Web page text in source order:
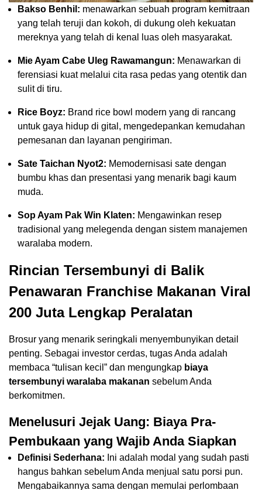
Bakso Benhil: menawarkan sebuah program kemitraan
yang telah teruji dan kokoh, di dukung oleh kekuatan
mereknya yang telah di kenal luas oleh masyarakat.
Mie Ayam Cabe Uleg Rawamangun: Menawarkan di
ferensiasi kuat melalui cita rasa pedas yang otentik dan
sulit di tiru.
Rice Boyz: Brand rice bowl modern yang di rancang
untuk gaya hidup di gital, mengedepankan kemudahan
pemesanan dan layanan pengiriman.
Sate Taichan Nyot2: Memodernisasi sate dengan
bumbu khas dan presentasi yang menarik bagi kaum
muda.
Sop Ayam Pak Win Klaten: Mengawinkan resep
tradisional yang melegenda dengan sistem manajemen
waralaba modern.
Rincian Tersembunyi di Balik
Penawaran Franchise Makanan Viral
200 Juta Lengkap Peralatan
Brosur yang menarik seringkali menyembunyikan detail
penting. Sebagai investor cerdas, tugas Anda adalah
membaca “tulisan kecil” dan mengungkap biaya
tersembunyi waralaba makanan sebelum Anda
berkomitmen.
Menelusuri Jejak Uang: Biaya Pra-
Pembukaan yang Wajib Anda Siapkan
Definisi Sederhana: Ini adalah modal yang sudah pasti
hangus bahkan sebelum Anda menjual satu porsi pun.
Mengabaikannya sama dengan memulai perlombaan